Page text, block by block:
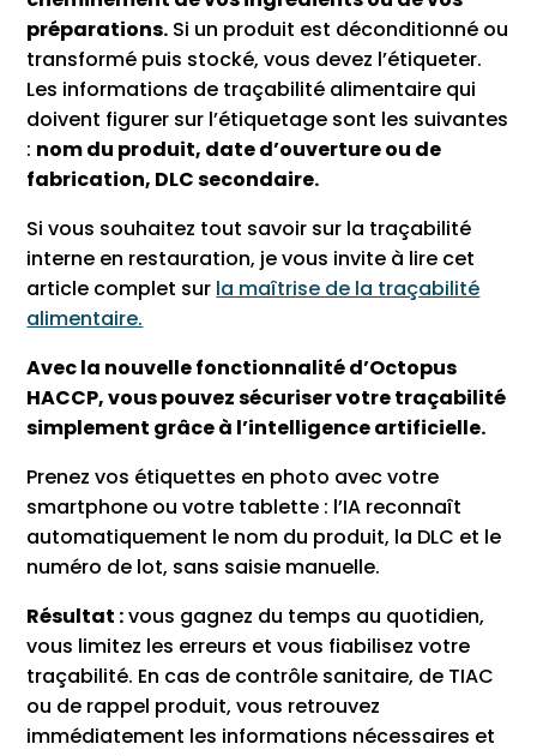
préparations. Si un produit est déconditionné ou
transformé puis stocké, vous devez l’étiqueter.
Les informations de traçabilité alimentaire qui
doivent figurer sur l’étiquetage sont les suivantes
: nom du produit, date d’ouverture ou de
fabrication, DLC secondaire.
Si vous souhaitez tout savoir sur la traçabilité
interne en restauration, je vous invite à lire cet
article complet sur la maîtrise de la traçabilité
alimentaire.
Avec la nouvelle fonctionnalité d’Octopus
HACCP, vous pouvez sécuriser votre traçabilité
simplement grâce à l’intelligence artificielle.
Prenez vos étiquettes en photo avec votre
smartphone ou votre tablette : l’IA reconnaît
automatiquement le nom du produit, la DLC et le
numéro de lot, sans saisie manuelle.
Résultat :vous gagnez du temps au quotidien,
vous limitez les erreurs et vous fiabilisez votre
traçabilité. En cas de contrôle sanitaire, de TIAC
ou de rappel produit, vous retrouvez
immédiatement les informations nécessaires et